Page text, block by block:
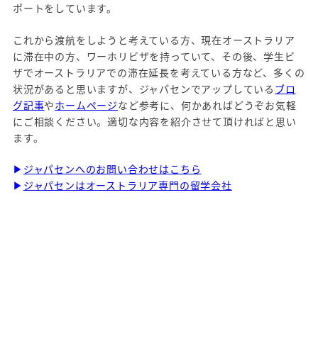
ポートをしています。
これから渡航をしようと考えている方、現在オーストラリア
に滞在中の方、ワーホリビザを持っていて、その後、学生ビ
ザでオーストラリアでの滞在延長を考えている方など、多くの
状況があると思いますが、ジャパセンでアップしている ブロ
グ記事やホームページなど参考に、何かあればどうぞお気軽
にご相談ください。適切な内容を紹介させて頂ければと思い
ます。
▶ ジャパセンへのお問い合わせはこちら
▶ ジャパセンはオーストラリア専門の留学会社